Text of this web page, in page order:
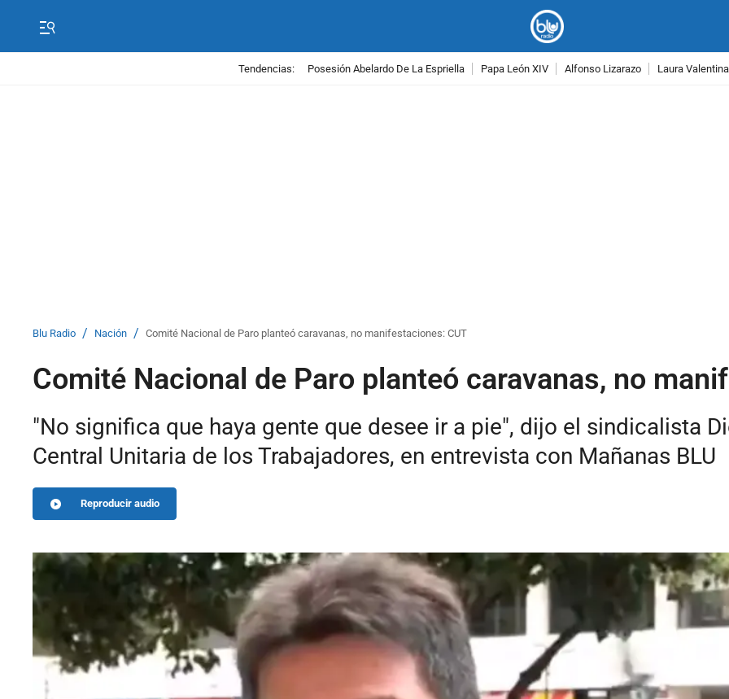
Tendencias: Posesión Abelardo De La Espriella Papa León XIV Alfonso Lizarazo Laura
Blu Radio / Nación / Comité Nacional de Paro planteó caravanas, no manifestaciones: CUT
Comité Nacional de Paro planteó caravanas, no
"No significa que haya gente que desee ir a pie", dijo el sindicalista
Central Unitaria de los Trabajadores, en entrevista con Mañanas BLU
Reproducir audio